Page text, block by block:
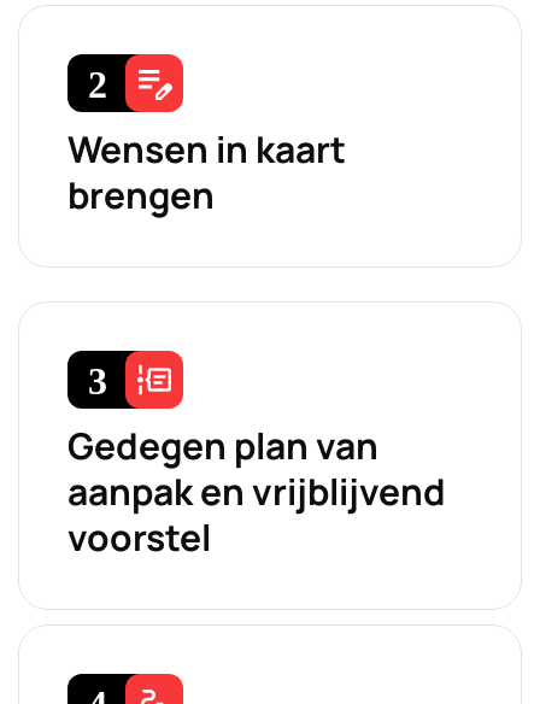
Wensen in kaart
brengen
Gedegen plan van
aanpak en vrijblijvend
voorstel